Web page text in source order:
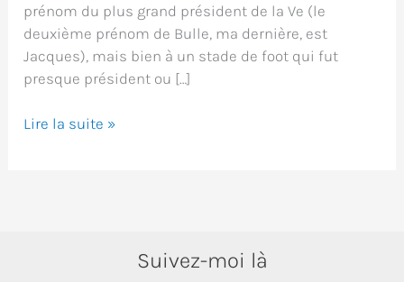
prénom du plus grand président de la Ve (le
deuxième prénom de Bulle, ma dernière, est
Jacques), mais bien à un stade de foot qui fut
presque président ou […]
L’étrange
Lire la suite »
Suivez-moi là